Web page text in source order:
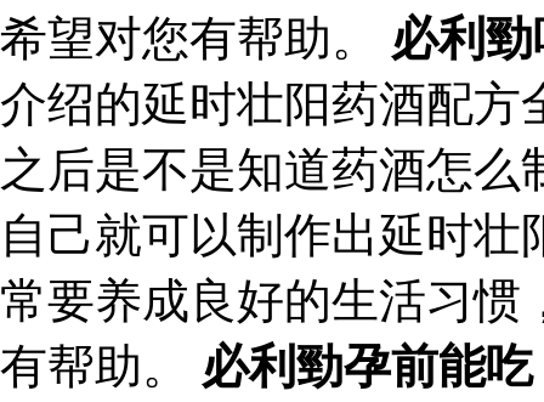
希望对您有帮助。 必利
介绍的延时壮阳药酒配方
之后是不是知道药酒怎
自己就可以制作出延时
常要养成良好的生活习惯
有帮助。 必利勁孕前能吃